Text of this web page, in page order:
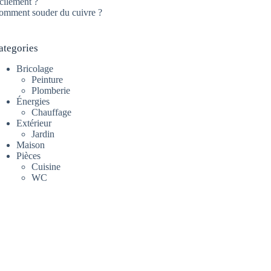
souder du cuivre ?
Bricolage
Peinture
Plomberie
Énergies
Chauffage
Extérieur
Jardin
Maison
Pièces
Cuisine
WC